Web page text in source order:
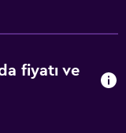
fiyatı ve